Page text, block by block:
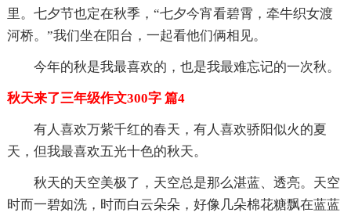
里。七夕节也定在秋季，“七夕今宵看碧霄，牵牛织女渡
河桥。”我们坐在阳台，一起看他们俩相见。
今年的秋是我最喜欢的，也是我最难忘记的一次秋。
秋天来了三年级作文300字 篇4
有人喜欢万紫千红的春天，有人喜欢骄阳似火的夏
天，但我最喜欢五光十色的秋天。
秋天的天空美极了，天空总是那么湛蓝、透亮。天空
时而一碧如洗，时而白云朵朵，好像几朵棉花糖飘在蓝蓝